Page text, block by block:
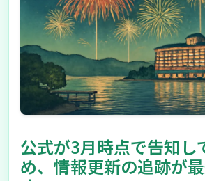
公式が3月時点で告知し
め、情報更新の追跡が